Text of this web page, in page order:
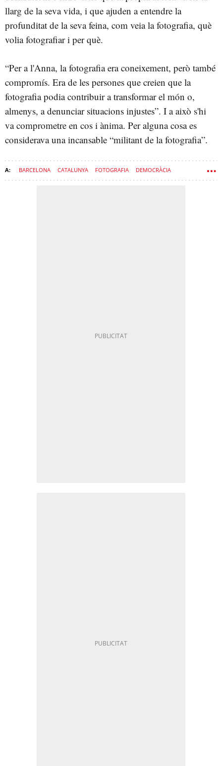
llarg de la seva vida, i que ajuden a entendre la
profunditat de la seva feina, com veia la fotografia, què
volia fotografiar i per què.
“Per a l'Anna, la fotografia era coneixement, però també
compromís. Era de les persones que creien que la
fotografia podia contribuir a transformar el món o,
almenys, a denunciar situacions injustes”. I a això s'hi
va comprometre en cos i ànima. Per alguna cosa es
considerava una incansable “militant de la fotografia”.
BARCELONA CATALUNYA FOTOGRAFIA DEMOCRÀCIA